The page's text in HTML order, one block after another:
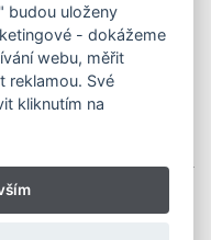
osobních údajů
budou uloženy
- dokážeme
webu, měřit
reklamou. Své
kliknutím na